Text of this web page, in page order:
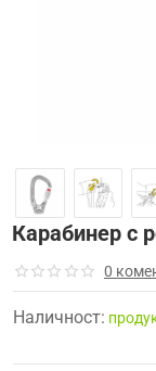
Карабинер с
Наличност:
0